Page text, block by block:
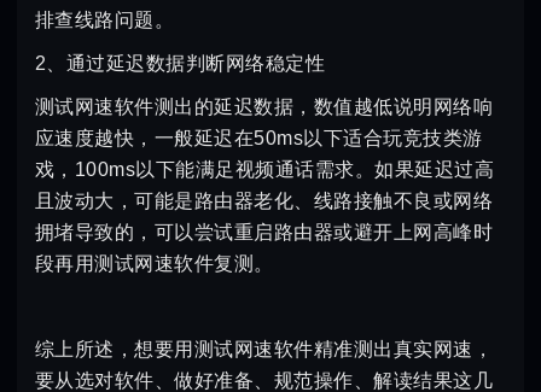
排查线路问题。
2、通过延迟数据判断网络稳定性
测试网速软件测出的延迟数据，数值越低说明网络响
应速度越快，一般延迟在50ms以下适合玩竞技类游
戏，100ms以下能满足视频通话需求。如果延迟过高
且波动大，可能是路由器老化、线路接触不良或网络
拥堵导致的，可以尝试重启路由器或避开上网高峰时
段再用测试网速软件复测。
综上所述，想要用测试网速软件精准测出真实网速，
要从选对软件、做好准备、规范操作、解读结果这几